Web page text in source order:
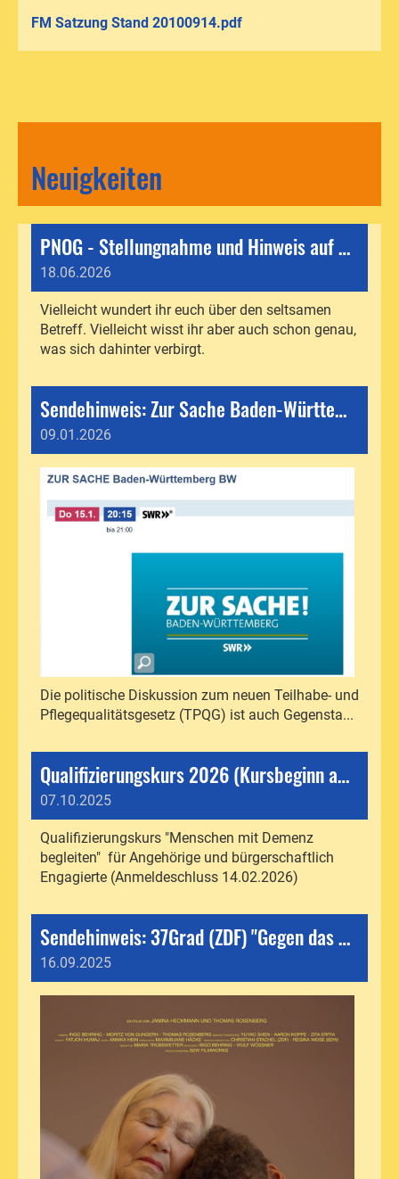
FM Satzung Stand 20100914.pdf
Neuigkeiten
PNOG - Stellungnahme und Hinweis auf Kundgebung
18.06.2026
Vielleicht wundert ihr euch über den seltsamen
Betreff. Vielleicht wisst ihr aber auch schon genau,
was sich dahinter verbirgt.
Sendehinweis: Zur Sache Baden-Württemberg am 15.01.2026
09.01.2026
Die politische Diskussion zum neuen Teilhabe- und
Pflegequalitätsgesetz (TPQG) ist auch Gegensta...
Qualifizierungskurs 2026 (Kursbeginn am 24.02.2026)
07.10.2025
Qualifizierungskurs "Menschen mit Demenz
begleiten" für Angehörige und bürgerschaftlich
Engagierte (Anmeldeschluss 14.02.2026)
Sendehinweis: 37Grad (ZDF) "Gegen das Vergessen - mit Demenz auf der Bühne“
16.09.2025